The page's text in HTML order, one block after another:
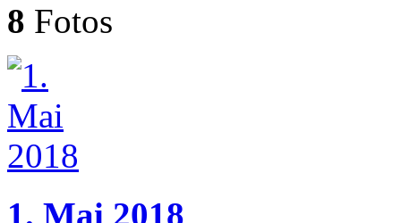
8 Fotos
1. Mai 2018